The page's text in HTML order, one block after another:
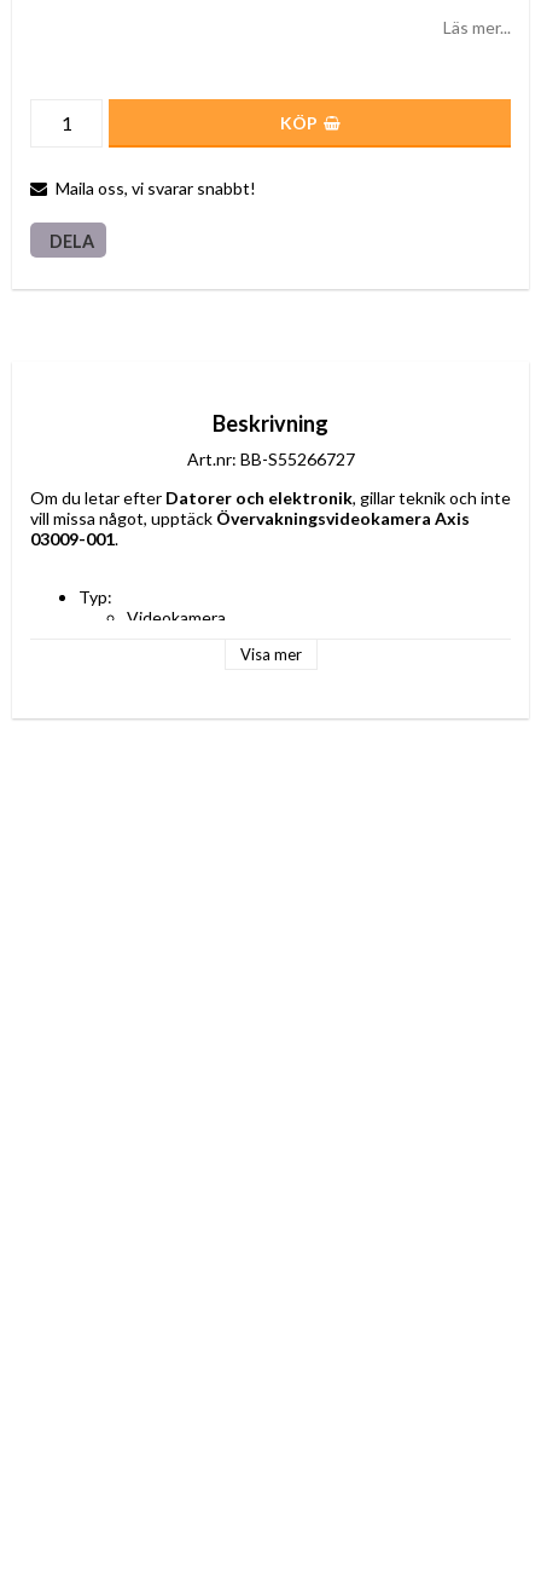
Läs mer...
KÖP
Maila oss, vi svarar snabbt!
DELA
Beskrivning
Art.nr: BB-S55266727
Om du letar efter Datorer och elektronik, gillar teknik och inte
vill missa något, upptäck Övervakningsvideokamera Axis
03009-001.
Typ:
Videokamera
Visa mer